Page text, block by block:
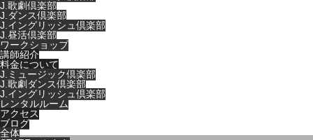
J.歌劇倶楽部
J.ダンス倶楽部
J.イングリッシュ倶楽部
J.昼活倶楽部
ワークショップ
講師紹介
料金について
J.ミュージック倶楽部
J.歌劇ダンス倶楽部
J.イングリッシュ倶楽部
レンタルルーム
アクセス
ブログ
全体